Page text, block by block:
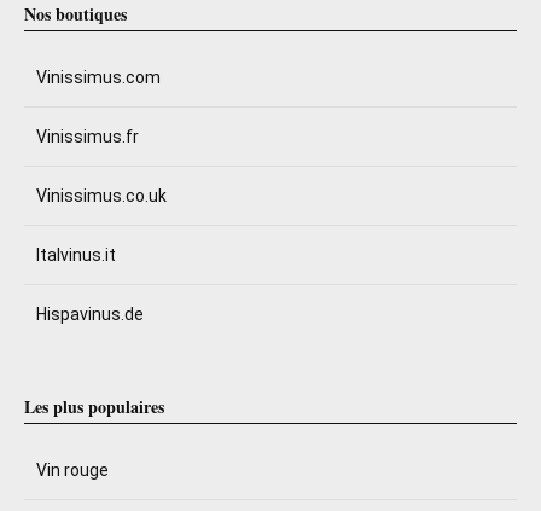
Nos boutiques
Vinissimus.com
Vinissimus.fr
Vinissimus.co.uk
Italvinus.it
Hispavinus.de
Les plus populaires
Vin rouge